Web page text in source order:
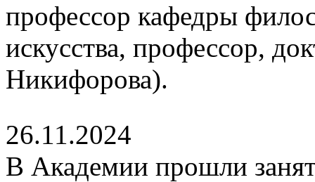
профессор кафедры
искусства, профессор,
Никифорова).
26.11.2024
В Академии прошли